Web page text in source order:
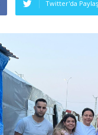
Twitter'da Paylaş